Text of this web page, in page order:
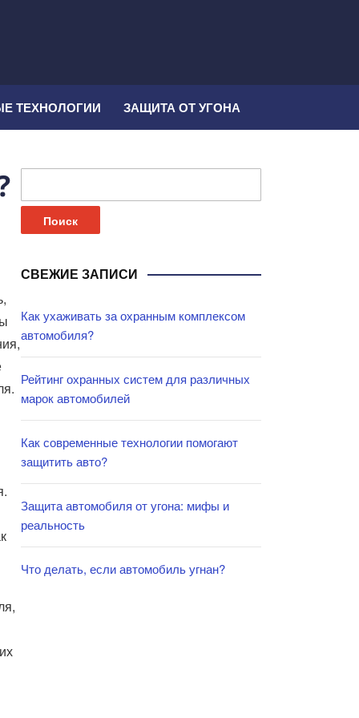
ТЕХНОЛОГИИ ЗАЩИТА ОТ УГОНА
СВЕЖИЕ ЗАПИСИ
Как ухаживать за охранным комплексом
автомобиля?
Рейтинг охранных систем для различных
марок автомобилей
Как современные технологии помогают
защитить авто?
Защита автомобиля от угона: мифы и
реальность
Что делать, если автомобиль угнан?